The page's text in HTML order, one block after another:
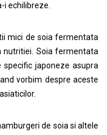
echilibreze.
mici de soia fermentata
nutritiei. Soia fermentata
japoneze asupra
vorbim despre aceste
de soia si altele